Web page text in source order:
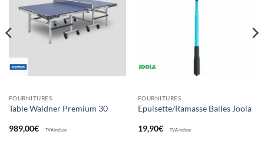
souhaits
FOURNITURES
Table Waldner Premium 30
989,00€ TVA incluse
FOURNITURES
Epuisette/Ramasse Balles Joola
19,90€ TVA incluse